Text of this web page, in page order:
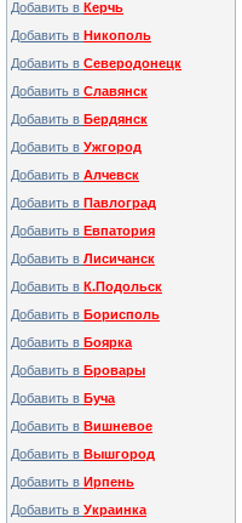
Добавить в Керчь
Добавить в Никополь
Добавить в Северодонецк
Добавить в Славянск
Добавить в Бердянск
Добавить в Ужгород
Добавить в Алчевск
Добавить в Павлоград
Добавить в Евпатория
Добавить в Лисичанск
Добавить в К.Подольск
Добавить в Борисполь
Добавить в Боярка
Добавить в Бровары
Добавить в Буча
Добавить в Вишневое
Добавить в Вышгород
Добавить в Ирпень
Добавить в Украинка